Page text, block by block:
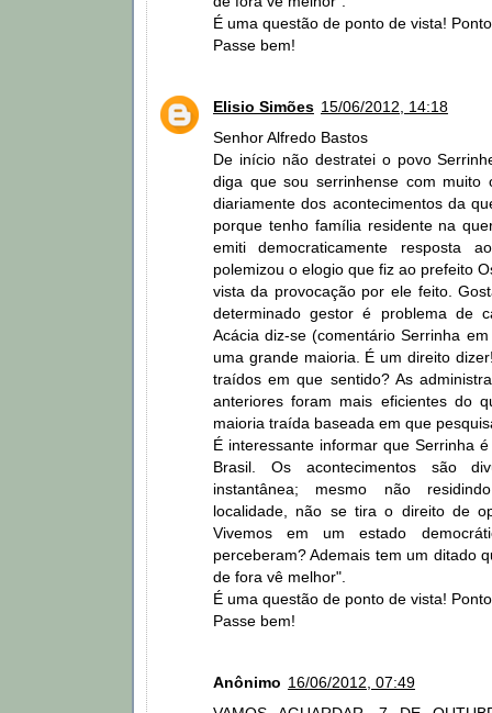
É uma questão de ponto de vista!
Passe bem!
Elisio Simões 15/06/2012, 14:18
Senhor Alfredo Bastos
De início não destratei o povo
diga que sou serrinhense com muito
diariamente dos acontecimentos da
porque tenho família residente na
emiti democraticamente resposta
polemizou o elogio que fiz ao prefeito
vista da provocação por ele feito.
determinado gestor é problema de
Acácia diz-se (comentário Serrinha
uma grande maioria. É um direito
traídos em que sentido? As
anteriores foram mais eficientes do
maioria traída baseada em que
É interessante informar que Serrinha
Brasil. Os acontecimentos são
instantânea; mesmo não
localidade, não se tira o direito de
Vivemos em um estado
perceberam? Ademais tem um ditado
de fora vê melhor".
É uma questão de ponto de vista!
Passe bem!
Anônimo 16/06/2012, 07:49